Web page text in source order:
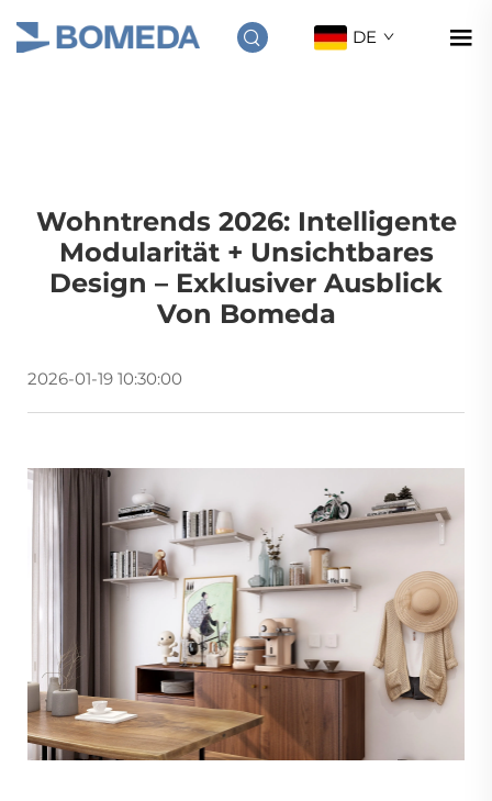
DE
Wohntrends 2026: Intelligente
Modularität + Unsichtbares
Design – Exklusiver Ausblick
Von Bomeda
2026-01-19 10:30:00